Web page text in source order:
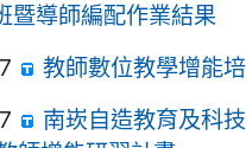
暨導師編配作業結果
教師數位教學增能
南崁自造教育及科